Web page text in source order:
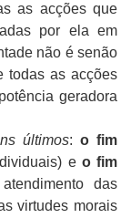
as acções que
por ela em
não é senão
todas as acções
geradora
últimos: o fim
e o fim
das
virtudes morais